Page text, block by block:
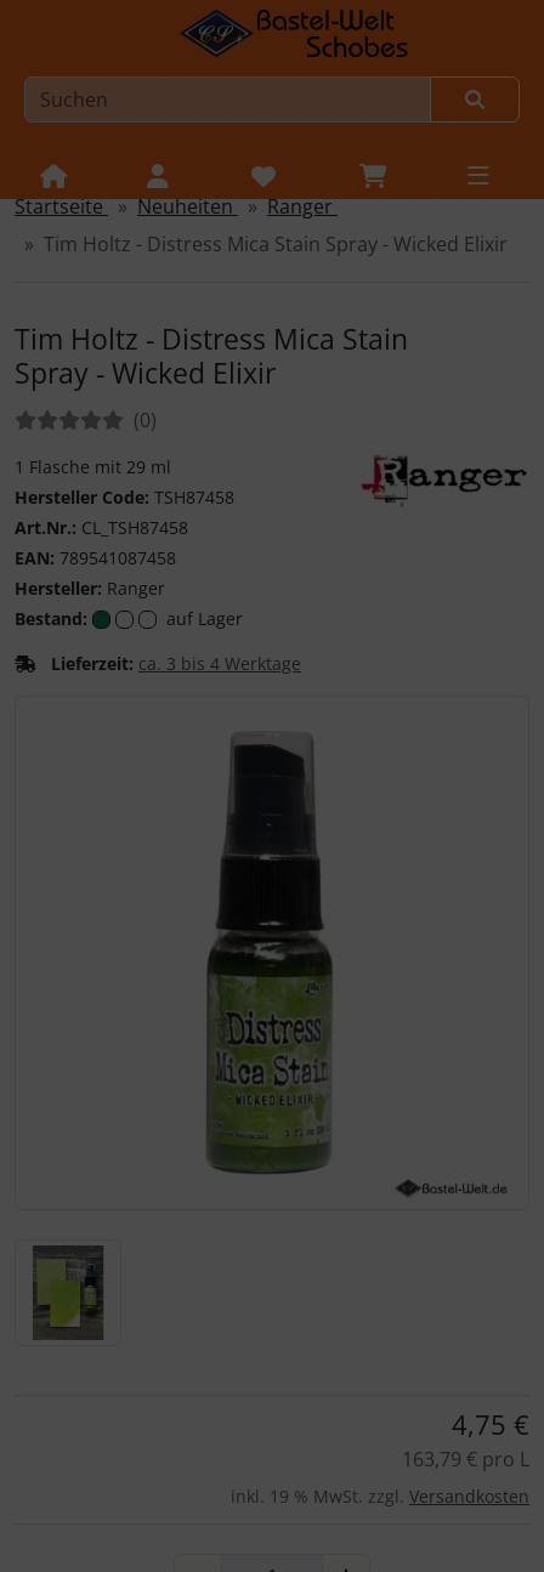
Sprungnavigation
Springe zur Navigation
Springe zum Inhalt
Springe zum Button für Einstellungen
Springe zu den allgemeinen Informationen
Startseite Neuheiten
Ranger
Tim Holtz - Distress Mica Stain Spray - Wicked Elixir
Tim Holtz - Distress Mica Stain
Spray - Wicked Elixir
Bewertungen:(0Bewertungen
)
1 Flasche mit 29 ml
Hersteller Code: TSH87458
Art.Nr.: CL_TSH87458
EAN: 789541087458
Hersteller: Ranger
Bestand:
auf Lager
Lieferzeit: ca. 3 bis 4 Werktage
4,75 €
163,79 € pro L
inkl. 19 % MwSt. zzgl. Versandkosten